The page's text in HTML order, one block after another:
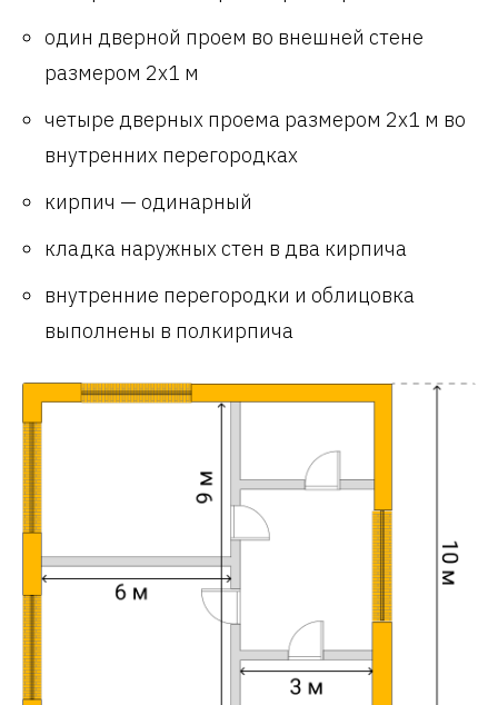
один дверной проем во внешней стене
размером 2х1 м
четыре дверных проема размером 2х1 м во
внутренних перегородках
кирпич — одинарный
кладка наружных стен в два кирпича
внутренние перегородки и облицовка
выполнены в полкирпича